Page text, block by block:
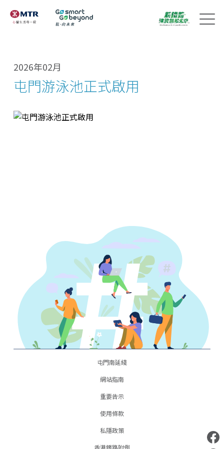
2026年02月
屯門游泳池正式啟用
屯門南延綫
網站指南
重要告示
使用條款
私隱政策
香港鐵路附例